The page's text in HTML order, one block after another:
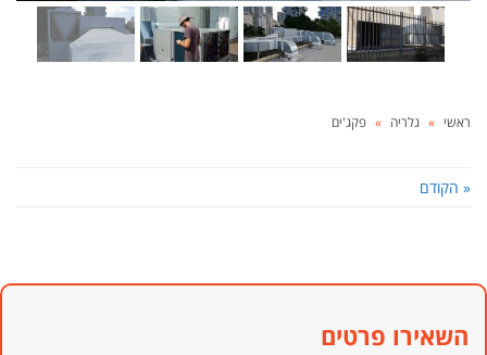
ראשי » גלריה » פקג'ים
« הקודם
השאירו פרטים